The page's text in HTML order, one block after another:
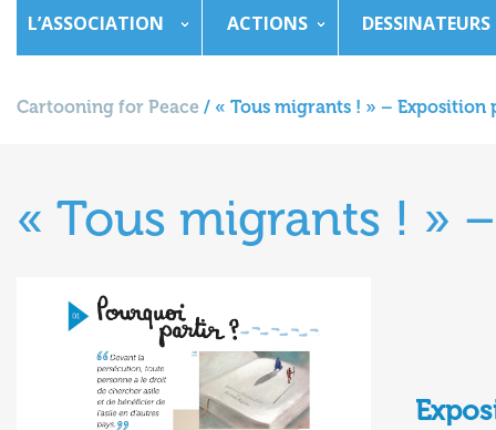
L’ASSOCIATION ACTIONS DESSINATEURS
Cartooning for Peace / « Tous migrants ! » – Exposition
« Tous migrants ! »